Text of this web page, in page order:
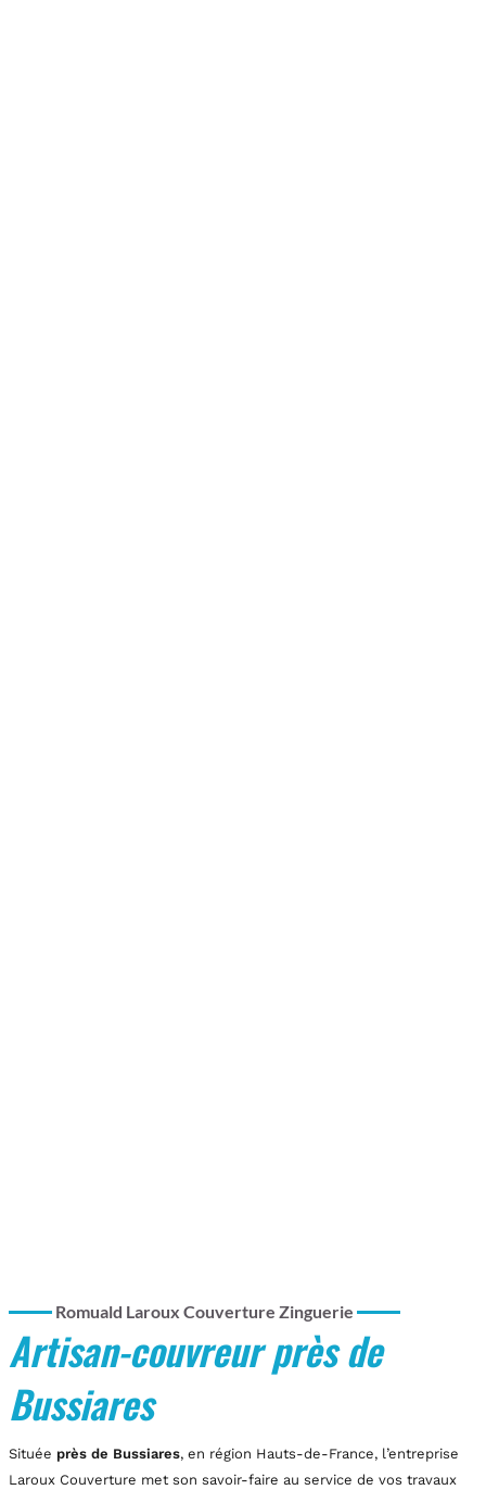
Romuald Laroux Couverture Zinguerie
Artisan-couvreur près de
Bussiares
Située près de Bussiares, en région Hauts-de-France, l’entreprise
Laroux Couverture met son savoir-faire au service de vos travaux